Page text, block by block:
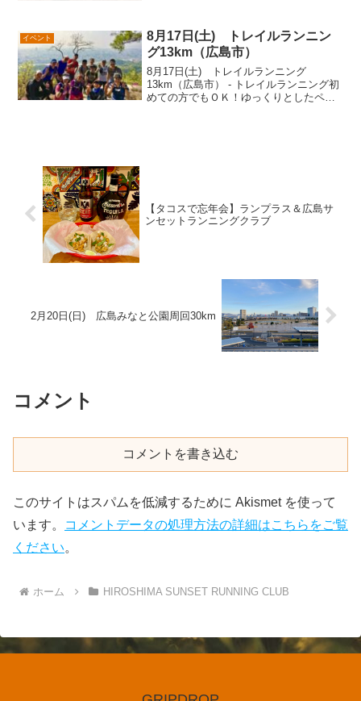
イベント
8月17日(土) トレイルランニン
グ13km（広島市）
8月17日(土) トレイルランニング
13km（広島市） - トレイルランニング初
めての方でもＯＫ！ゆっくりとしたペー
【タコスで忘年会】ランプラス＆広島サ
ンセットランニングクラブ
2月20日(日) 広島みなと公園周回30km
コメント
コメントを書き込む
このサイトはスパムを低減するために Akismet を使って
います。
コメントデータの処理方法の詳細はこちらをご覧
ください。
ホーム HIROSHIMA SUNSET RUNNING CLUB